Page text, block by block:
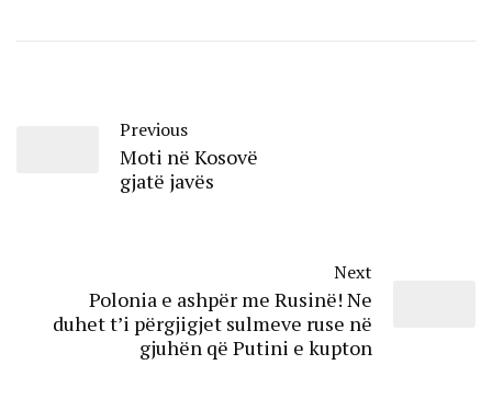
Previous
Moti në Kosovë
gjatë javës
Next
Polonia e ashpër me Rusinë! Ne
duhet t’i përgjigjet sulmeve ruse në
gjuhën që Putini e kupton